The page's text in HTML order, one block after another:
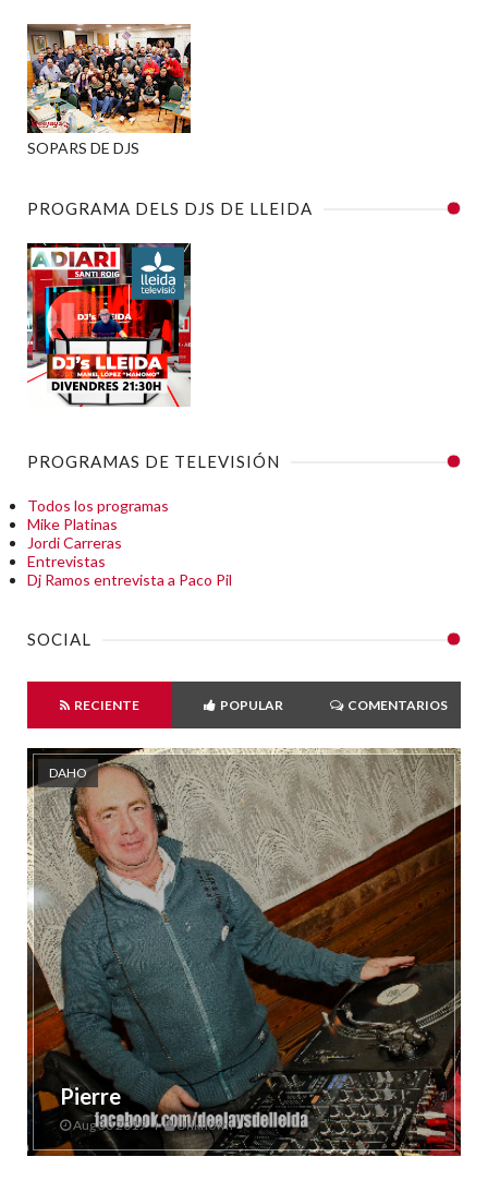
SOPARS DE DJS
PROGRAMA DELS DJS DE LLEIDA
PROGRAMAS DE TELEVISIÓN
Todos los programas
Mike Platinas
Jordi Carreras
Entrevistas
Dj Ramos entrevista a Paco Pil
SOCIAL
RECIENTE POPULAR COMENTARIOS
DAHO
Pierre
Aug 30 2019 Unknown